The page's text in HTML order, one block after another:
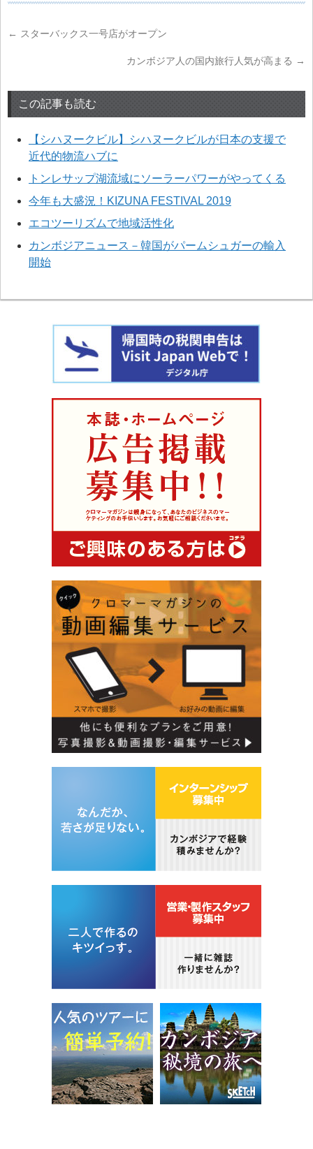
← スターバックス一号店がオープン
カンボジア人の国内旅行人気が高まる →
この記事も読む
【シハヌークビル】シハヌークビルが日本の支援で
近代的物流ハブに
トンレサップ湖流域にソーラーパワーがやってくる
今年も大盛況！KIZUNA FESTIVAL 2019
エコツーリズムで地域活性化
カンボジアニュース－韓国がパームシュガーの輸入
開始